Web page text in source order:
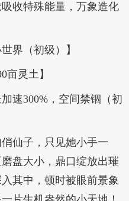
吸收特殊能量，万象造化
界（初级）】
亩灵土】
速300%，空间禁锢（初
仙子，只见她小手一
盘大小，鼎口绽放出璀
其中，顿时被眼前景象